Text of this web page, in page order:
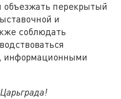
перекрытый
и
соблюдать
информационными